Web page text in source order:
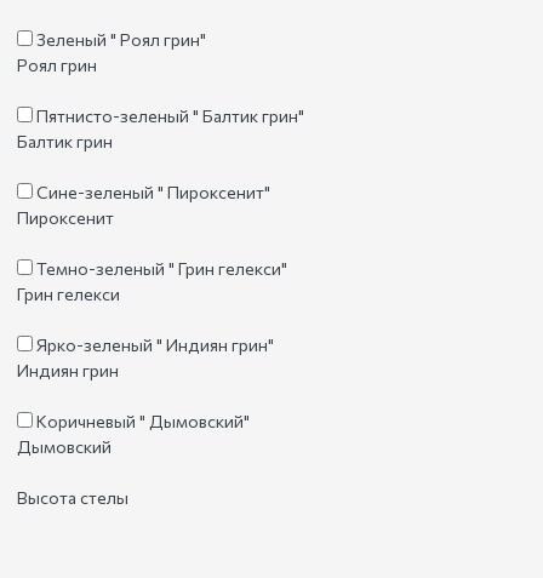
Зеленый " Роял грин"
Роял грин
Пятнисто-зеленый " Балтик грин"
Балтик грин
Сине-зеленый " Пироксенит"
Пироксенит
Темно-зеленый " Грин гелекси"
Грин гелекси
Ярко-зеленый " Индиян грин"
Индиян грин
Коричневый " Дымовский"
Дымовский
Высота стелы